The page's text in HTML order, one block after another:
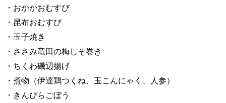
・おかかおむすび
・昆布おむすび
・玉子焼き
・ささみ竜田の梅しそ巻き
・ちくわ磯辺揚げ
・煮物（伊達鶏つくね、玉こんにゃく、人参）
・きんぴらごぼう